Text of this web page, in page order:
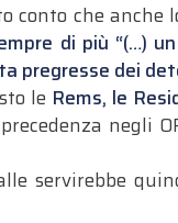
conto che anche
di più “(…)
pregresse dei
le Rems, le
negli
servirebbe